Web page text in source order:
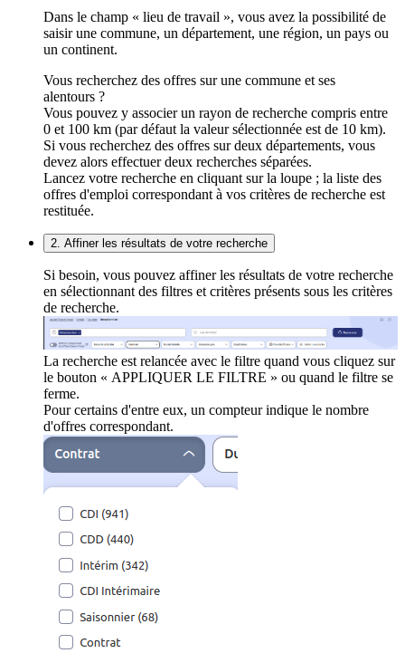
Dans le champ « lieu de travail », vous avez la possibilité de
saisir une commune, un département, une région, un pays ou
un continent.
Vous recherchez des offres sur une commune et ses
alentours ?
Vous pouvez y associer un rayon de recherche compris entre
0 et 100 km (par défaut la valeur sélectionnée est de 10 km).
Si vous recherchez des offres sur deux départements, vous
devez alors effectuer deux recherches séparées.
Lancez votre recherche en cliquant sur la loupe ; la liste des
offres d'emploi correspondant à vos critères de recherche est
restituée.
2. Affiner les résultats de votre recherche
Si besoin, vous pouvez affiner les résultats de votre recherche
en sélectionnant des filtres et critères présents sous les critères
de recherche.
La recherche est relancée avec le filtre quand vous cliquez sur
le bouton « APPLIQUER LE FILTRE » ou quand le filtre se
ferme.
Pour certains d'entre eux, un compteur indique le nombre
d'offres correspondant.